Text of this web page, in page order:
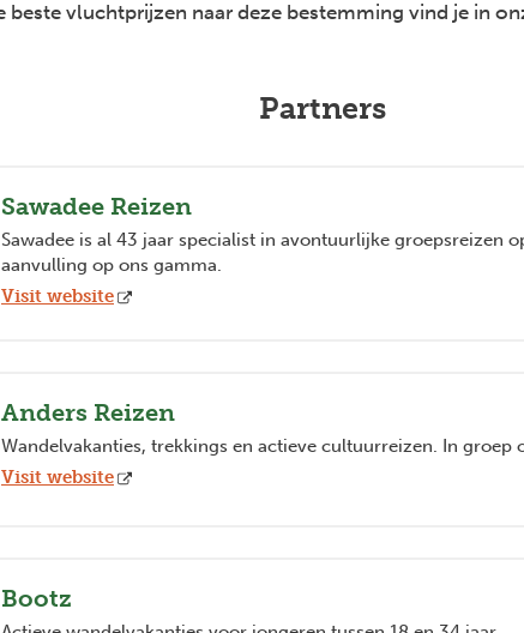
beste vluchtprijzen naar deze bestemming vind je in
Partners
Sawadee Reizen
Sawadee is al 43 jaar specialist in avontuurlijke groepsreizen
aanvulling op ons gamma.
Visit website
Anders Reizen
Wandelvakanties, trekkings en actieve cultuurreizen. In groep
Visit website
Bootz